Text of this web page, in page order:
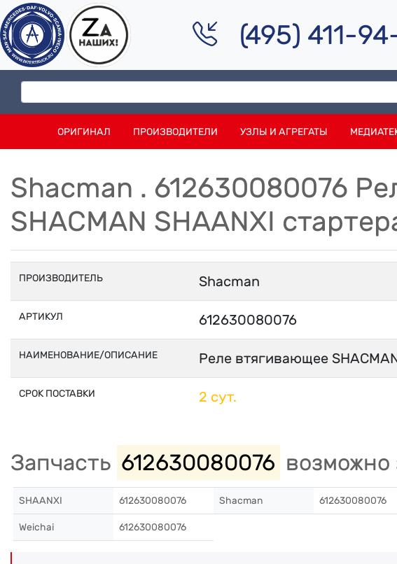
(495) 411-
ОРИГИНАЛ ПРОИЗВОДИТЕЛИ УЗЛЫ И АГРЕГАТЫ
Shacman . 612630080076
SHACMAN SHAANXI
ПРОИЗВОДИТЕЛЬ Shacman
АРТИКУЛ 612630080076
НАИМЕНОВАНИЕ/ОПИСАНИЕ Реле втягивающее
СРОК ПОСТАВКИ 2 сут.
Запчасть 612630080076 возможно
SHAANXI 612630080076 Shacman 612630080076
Weichai 612630080076